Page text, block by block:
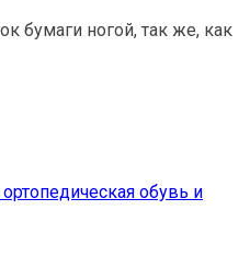
бумаги ногой, так же, как
обувь и